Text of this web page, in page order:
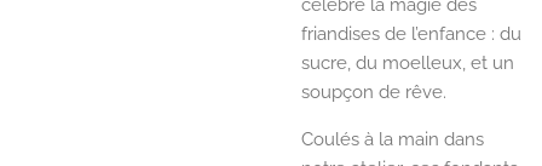
célèbre la magie des
friandises de l’enfance : du
sucre, du moelleux, et un
soupçon de rêve.
Coulés à la main dans